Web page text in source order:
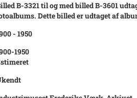
B-3321 til og med billed B-3601
Dette billed er udtaget af
- 1950
1950